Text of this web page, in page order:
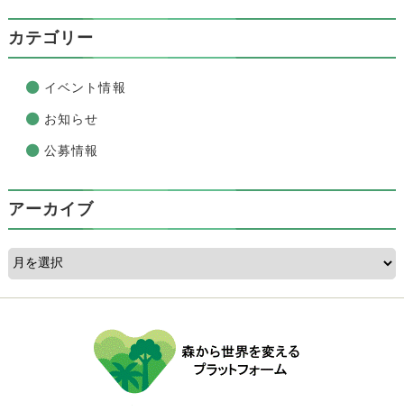
カテゴリー
イベント情報
お知らせ
公募情報
アーカイブ